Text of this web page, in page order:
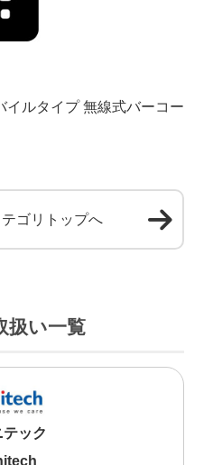
イルタイプ 無線式バーコー
ゴリトップへ
扱い一覧
テック